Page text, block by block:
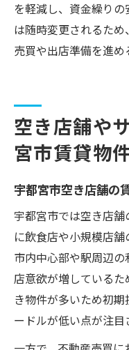
を軽減し、資金繰り
は随時変更されるた
売買や出店準備を進め
空き店舗や
宮市賃貸物
宇都宮市空き店舗の
宇都宮市では空き店
に飲食店や小規模店
市内中心部や駅周辺
店意欲が増している
き物件が多いため初
ードルが低い点が注目